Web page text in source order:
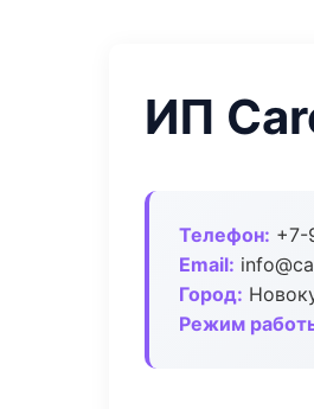
ИП
Телефон: +7-
Email:
Город:
Режим